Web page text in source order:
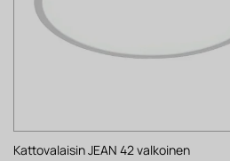
Kattovalaisin JEAN 42 valkoinen